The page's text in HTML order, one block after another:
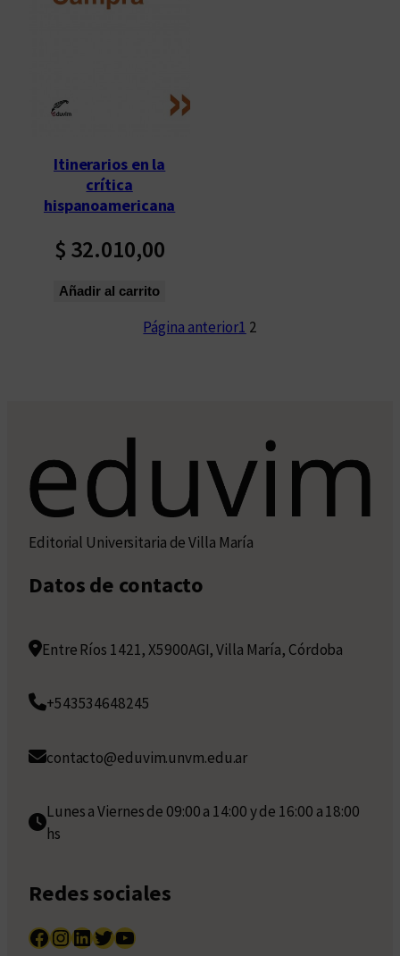
Itinerarios en la
crítica
hispanoamericana
$ 32.010,00
Añadir al carrito
Página anterior1 2
Editorial Universitaria de Villa María
Datos de contacto
Entre Ríos 1421, X5900AGI, Villa María, Córdoba
+543534648245
contacto@eduvim.unvm.edu.ar
Lunes a Viernes de 09:00 a 14:00 y de 16:00 a 18:00
hs
Redes sociales
Facebook InstagramLinkedIn Twitter YouTube